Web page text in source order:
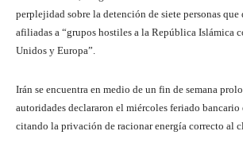
perplejidad sobre la detención de siete personas que
afiliadas a “grupos hostiles a la República Islámica
Unidos y Europa”.
Irán se encuentra en medio de un fin de semana
autoridades declararon el miércoles feriado
citando la privación de racionar energía correcto al